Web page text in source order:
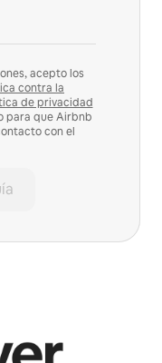
acepto los
contra la
de privacidad
para que Airbnb
con el